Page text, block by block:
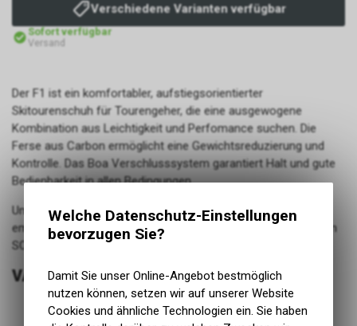
Verschiedene Varianten verfügbar
Sofort verfügbar
Versand
Der F1 ist ein komfortabler, aufstiegsorientierter
Skitourenschuh für Tourengeher, die eine ausgewogene
Kombination aus Leichtigkeit und Perfomance suchen. Die
Ferse aus Carbon ermöglicht eine Gewichtsreduzierung und
Kontrolle. Das Boa Verschlusssystem garantiert Halt und gute
Bedienbarkeit in allen Bedingungen.
Um das Beste aus deinen Skischuhen herauszuholen,
empfehlen wir dir, die Innenschuhe bei einem Händler aus dem
SCARPA-Netzwerk, thermoformen zu lassen.
VARIANTEN
Welche Datenschutz-Einstellungen
bevorzugen Sie?
Damit Sie unser Online-Angebot bestmöglich
nutzen können, setzen wir auf unserer Website
Cookies und ähnliche Technologien ein. Sie haben